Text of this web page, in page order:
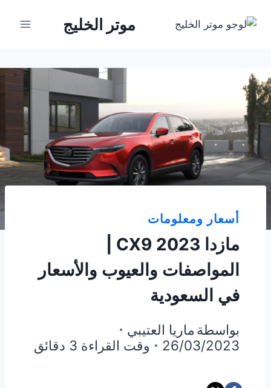
موتر الخليج
أسعار ومعلومات
المواصفات والعيوب والأسعار
في السعودية
بواسطة ماريا العتيبي
26/03/2023
وقت القراءة دقائق